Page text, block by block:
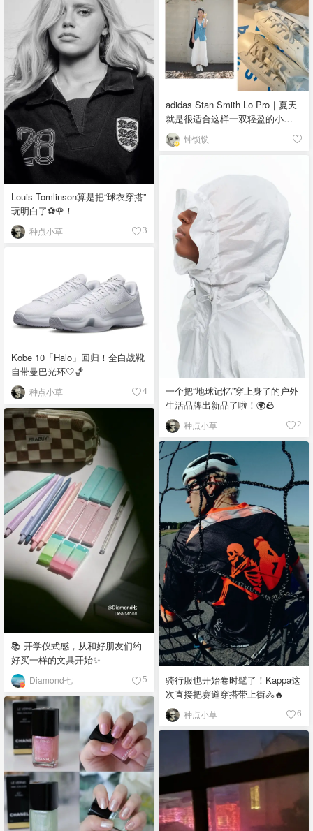
adidas Stan Smith Lo Pro｜夏天
就是很适合这样一双轻盈的小白
鞋
钟锁锁
Louis Tomlinson算是把“球衣穿搭”
玩明白了⚽️🌹！
种点小草 3
一个把“地球记忆”穿上身了的户外
生活品牌出新品了啦！🌍🪨
种点小草 2
Kobe 10「Halo」回归！全白战靴
自带曼巴光环🤍🏀
种点小草 4
📚 开学仪式感，从和好朋友们约
好买一样的文具开始✨
Diamond七 5
骑行服也开始卷时髦了！Kappa这
次直接把赛道穿搭带上街🚴🔥
种点小草 6